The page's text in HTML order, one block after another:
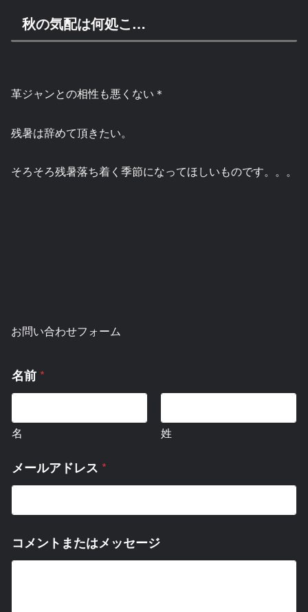
秋の気配は何処こ…
革ジャンとの相性も悪くない＊
残暑は辞めて頂きたい。
そろそろ残暑落ち着く季節になってほしいものです。。。
お問い合わせフォーム
名前 *
名 姓
メールアドレス *
コメントまたはメッセージ